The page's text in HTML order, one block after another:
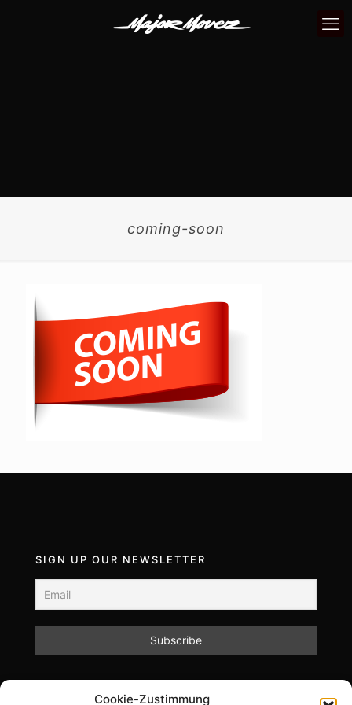
Cookie-Zustimmung
coming-soon
SIGN UP OUR NEWSLETTER
unsere Datenschutzrichtlinien.